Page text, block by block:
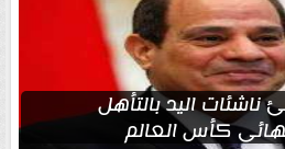
اليد بالتأهل
كأس العالم